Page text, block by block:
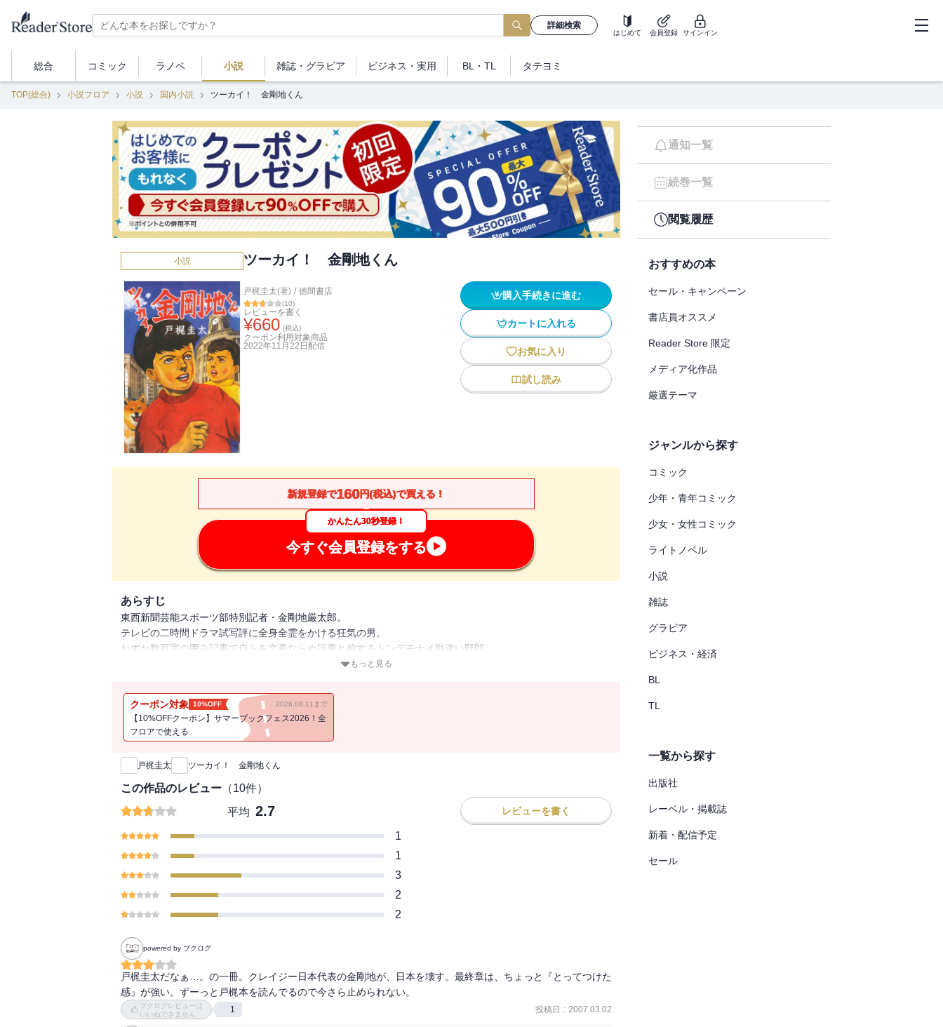
詳細検索
はじめて 会員登録 サインイン
総合 コミック ラノベ 小説 雑誌・ グラビア ビジネス ・実用 BL・TL タテヨミ
TOP(総合) 小説フロア 小説 国内小説 ツーカイ！ 金剛地くん
小説 ツーカイ！ 金剛地くん
戸梶圭太(著) / 徳間書店
(10)
レビューを書く
¥660 (税込)
クーポン利用対象商品
2022年11月22日 配信
購入手続きに進む
カートに入れる
お気に入り
試し読み
新規登録で160円(税込)で買える！
かんたん30秒登録！
今すぐ会員登録をする
あらすじ
東西新聞芸能スポーツ部特別記者・金剛地厳太郎。
テレビの二時間ドラマ試写評に全身全霊をかける狂気の男。
わずか数百字の囲み記事で自らを文豪ならぬ評豪と称するトンデモナイ勘違い野郎。
もっと見る
クーポン対象 10%OFF 2026.08.11まで
【10%OFFクーポン】サマーブックフェス2026！全
フロアで使える
新刊通知
戸梶圭太 ツーカイ！ 金剛地くん
この作品のレビュー （10件）
平均 2.7 レビューを書く
1
1
3
2
2
powered by ブクログ
戸梶圭太だなぁ…。の一冊。クレイジー日本代表の金剛地が、日本を壊す。最終章は、ちょっと『とってつけた
感』が強い。ずーっと戸梶本を読んでるので今さら止められない。
ブクログレビューは
いいねできません
1 投稿日 : 2007.03.02
通知一覧
続巻一覧
閲覧履歴
おすすめの本
セール・キャンペーン
書店員オススメ
Reader Store 限定
メディア化作品
厳選テーマ
ジャンルから探す
コミック
少年・青年コミック
少女・女性コミック
ライトノベル
小説
雑誌
グラビア
ビジネス・経済
BL
TL
一覧から探す
出版社
レーベル・掲載誌
新着・配信予定
セール